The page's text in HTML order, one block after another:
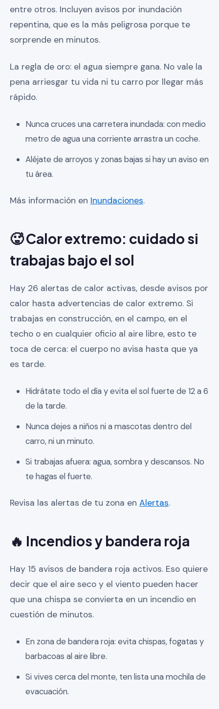
entre otros. Incluyen avisos por inundación
repentina, que es la más peligrosa porque te
sorprende en minutos.
La regla de oro: el agua siempre gana. No vale la
pena arriesgar tu vida ni tu carro por llegar más
rápido.
Nunca cruces una carretera inundada: con medio
metro de agua una corriente arrastra un coche.
Aléjate de arroyos y zonas bajas si hay un aviso en
tu área.
Más información en Inundaciones.
🥵 Calor extremo: cuidado si
trabajas bajo el sol
Hay 26 alertas de calor activas, desde avisos por
calor hasta advertencias de calor extremo. Si
trabajas en construcción, en el campo, en el
techo o en cualquier oficio al aire libre, esto te
toca de cerca: el cuerpo no avisa hasta que ya
es tarde.
Hidrátate todo el día y evita el sol fuerte de 12 a 6
de la tarde.
Nunca dejes a niños ni a mascotas dentro del
carro, ni un minuto.
Si trabajas afuera: agua, sombra y descansos. No
te hagas el fuerte.
Revisa las alertas de tu zona en Alertas.
🔥 Incendios y bandera roja
Hay 15 avisos de bandera roja activos. Eso quiere
decir que el aire seco y el viento pueden hacer
que una chispa se convierta en un incendio en
cuestión de minutos.
En zona de bandera roja: evita chispas, fogatas y
barbacoas al aire libre.
Si vives cerca del monte, ten lista una mochila de
evacuación.